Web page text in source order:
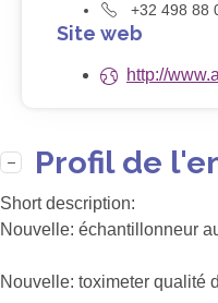
+32 498 88
Site web
http://
Profil de
Short description:
Nouvelle: échantillonneur
Nouvelle: toximeter qualité